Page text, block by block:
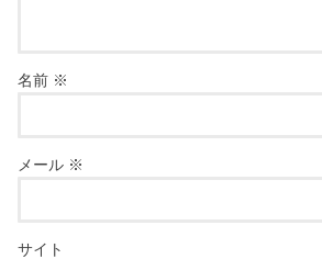
名前 ※
メール ※
サイト